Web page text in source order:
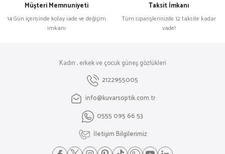
Müşteri Memnuniyeti
14 Gün içerisinde kolay iade ve değişim
imkanı
Taksit İmkanı
Tüm siparişlerinizde 12 taksite kadar
vade!
Kadın , erkek ve çocuk güneş gözlükleri
2122955005
info@kuvarsoptik.com.tr
0555 095 66 53
İletişim Bilgilerimiz